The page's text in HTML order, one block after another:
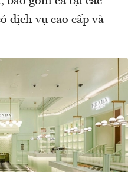
dịch vụ cao cấp và